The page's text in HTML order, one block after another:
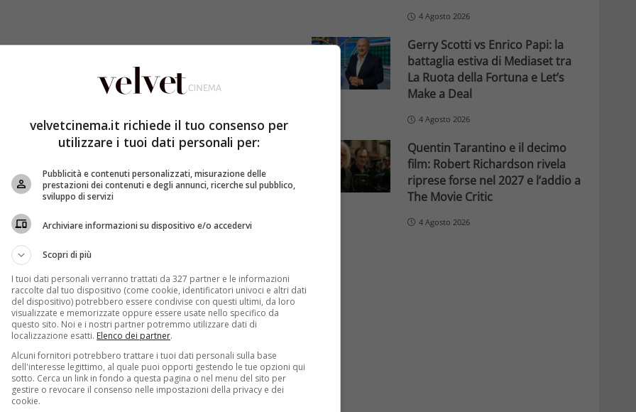
tv Dawson’s Creek, possiamo raccontare anche
sceneggiatore Kevin Williamson. Ecco dei dettagli
pubblicate le foto della
tv che ha appassionati milioni di adolescenti tra la
in occasione dell’anniversario ha raccontato
nella vita diDawson, Pacey, Joey e Jen . Dawson,
il suo sogno più grande, quello di diventare
Katie Holmes) e Pacey (Joshua Jackson) sono diventati
pensato anche al matrimonio e a una famiglia;
Più triste e scioccante forse è il futuro della
muore a causa di un male al cuore dopo essere
dei protagonisti: “
4 Agosto 2026
Gerry Scotti vs Enrico Papi: la
battaglia estiva di Mediaset tra
La Ruota della Fortuna e Let’s
Make a Deal
4 Agosto 2026
Quentin Tarantino e il decimo
film: Robert Richardson rivela
riprese forse nel 2027 e l’addio a
The Movie Critic
4 Agosto 2026
velvetcinema.it richiede il tuo consenso per
utilizzare i tuoi dati personali per:
Pubblicità e contenuti personalizzati, misurazione delle
prestazioni dei contenuti e degli annunci, ricerche sul pubblico,
sviluppo di servizi
Archiviare informazioni su dispositivo e/o accedervi
Scopri di più
I tuoi dati personali verranno trattati da 327 partner e le informazioni
raccolte dal tuo dispositivo (come cookie, identificatori univoci e altri dati
del dispositivo) potrebbero essere condivise con questi ultimi, da loro
visualizzate e memorizzate oppure essere usate nello specifico da
questo sito. Noi e i nostri partner potremmo utilizzare dati di
localizzazione esatti. Elenco dei partner.
Alcuni fornitori potrebbero trattare i tuoi dati personali sulla base
dell'interesse legittimo, al quale puoi opporti gestendo le tue opzioni qui
sotto. Cerca un link in fondo a questa pagina o nel menu del sito per
gestire o revocare il consenso nelle impostazioni della privacy e dei
cookie.